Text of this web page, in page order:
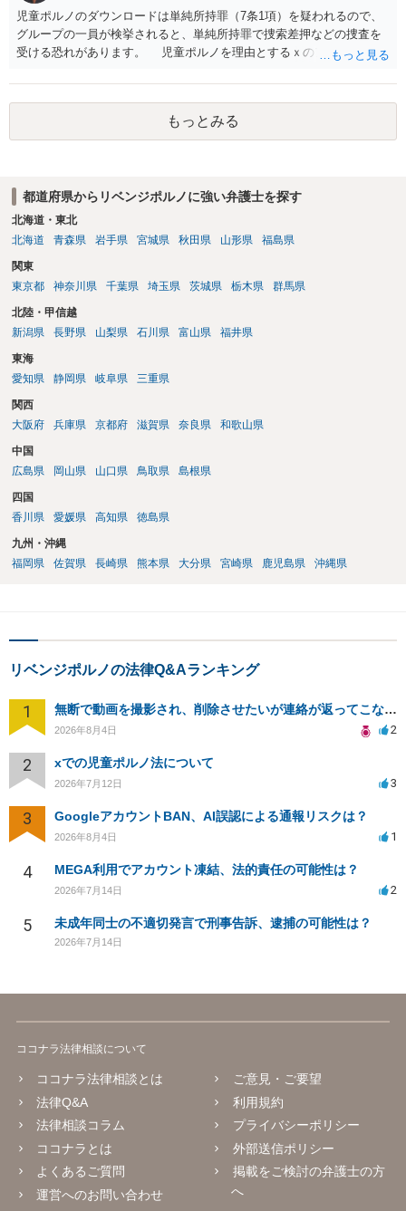
児童ポルノのダウンロードは単純所持罪（7条1項）を疑われるので、
グループの一員が検挙されると、単純所持罪で捜索差押などの捜査を
受ける恐れがあります。 児童ポルノを理由とするｘのアカウント凍
は珍しくない）、これも捜索差押を受けるおそれがあります
もっとみる
都道府県からリベンジポルノに強い弁護士を探す
北海道・東北
北海道
青森県 岩手県 宮城県 秋田県 山形県 福島県
関東
東京都
神奈川県 千葉県 埼玉県 茨城県 栃木県 群馬県
北陸・甲信越
新潟県
長野県 山梨県 石川県 富山県 福井県
東海
愛知県
静岡県 岐阜県 三重県
関西
大阪府
兵庫県 京都府 滋賀県 奈良県 和歌山県
中国
広島県
岡山県 山口県 鳥取県 島根県
四国
香川県
愛媛県 高知県 徳島県
九州・沖縄
福岡県
佐賀県 長崎県 熊本県 大分県 宮崎県 鹿児島県 沖縄県
リベンジポルノの法律Q&Aランキング
1 無断で動画を撮影され、削除させたいが連絡が返ってこない。
2026年8月4日 2
2 xでの児童ポルノ法について
2026年7月12日 3
3 GoogleアカウントBAN、AI誤認による通報リスクは？
2026年8月4日 1
4 MEGA利用でアカウント凍結、法的責任の可能性は？
2026年7月14日 2
5 未成年同士の不適切発言で刑事告訴、逮捕の可能性は？
2026年7月14日
ココナラ法律相談について
ココナラ法律相談とは
法律Q&A
法律相談コラム
ココナラとは
よくあるご質問
運営へのお問い合わせ
ご意見・ご要望
利用規約
プライバシーポリシー
外部送信ポリシー
掲載をご検討の弁護士の方
へ